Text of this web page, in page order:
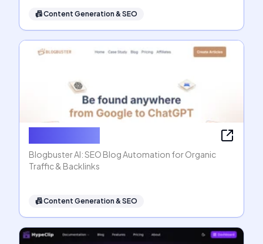
📠Content Generation & SEO
Blogbuster AI: SEO Blog Automation for Organic
Traffic & Backlinks
📠Content Generation & SEO